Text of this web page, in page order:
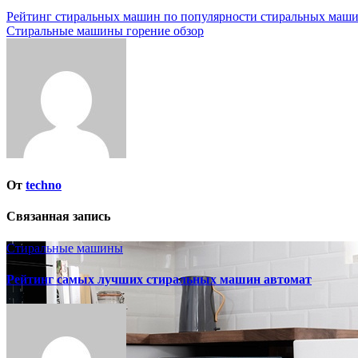
Навигация
по
Рейтинг стиральных машин по популярности стиральных
Стиральные машины горение обзор
От techno
Связанная запись
Стиральные машины
Рейтинг самых лучших стиральных машин автомат